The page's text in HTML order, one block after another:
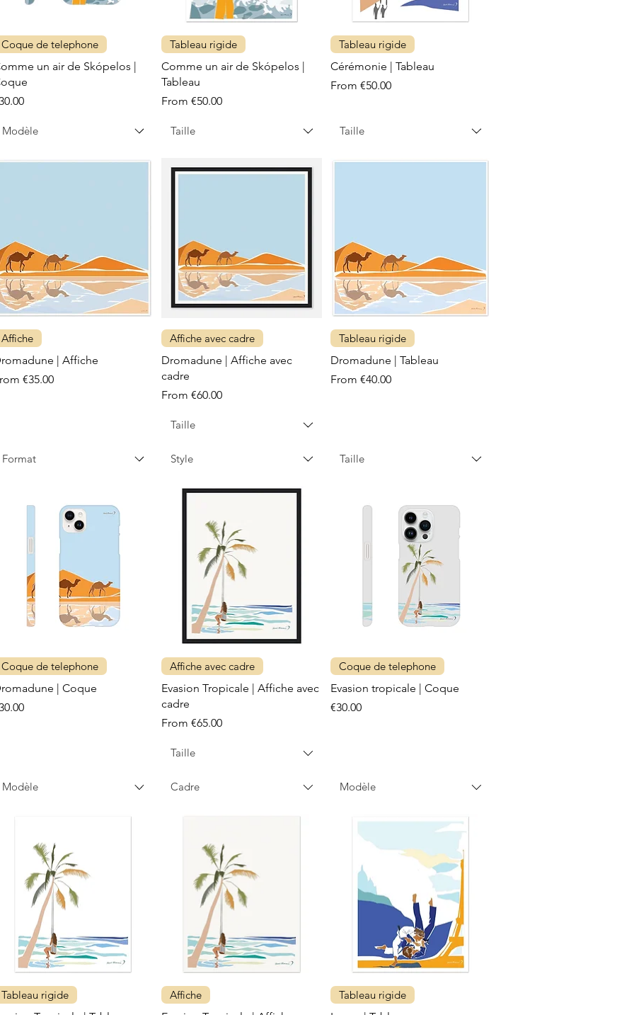
Coque de telephone
un air de Skópelos |
Modèle
Tableau rigide
Comme un air de Skópelos |
Tableau
From€50.00
Sale Price
Taille
Tableau rigide
Cérémonie | Tableau
From €50.00
Sale Price
Taille
Affiche
| Affiche
€35.00
Price
Format
Affiche avec cadre
Dromadune | Affiche avec
cadre
From€60.00
Sale Price
Taille
Style
Tableau rigide
Dromadune | Tableau
From €40.00
Sale Price
Taille
Coque de telephone
| Coque
Modèle
Affiche avec cadre
Evasion Tropicale | Affiche avec
cadre
From€65.00
Sale Price
Taille
Cadre
Coque de telephone
Evasion tropicale | Coque
Price
€30.00
Modèle
Tableau rigide
Affiche
Tableau rigide